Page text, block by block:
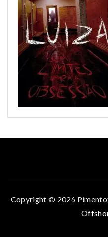
Copyright © 2026